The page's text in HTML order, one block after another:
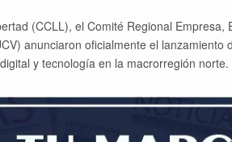
(CCLL), el Comité Regional Empresa,
anunciaron oficialmente el lanzamiento
y tecnología en la macrorregión norte.